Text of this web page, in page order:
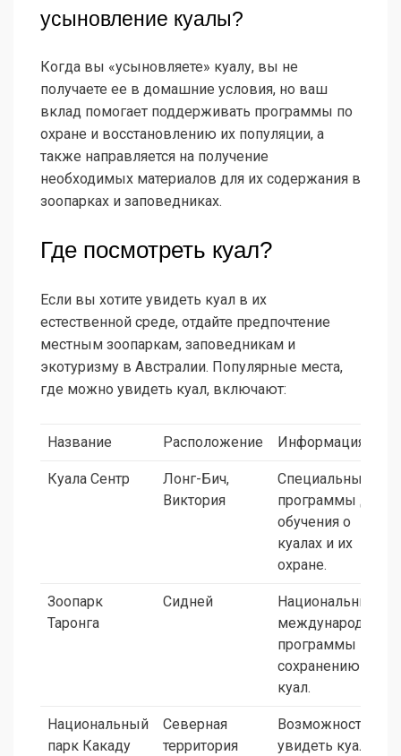
усыновление куалы?
Когда вы «усыновляете» куалу, вы не
получаете ее в домашние условия, но ваш
вклад помогает поддерживать программы по
охране и восстановлению их популяции, а
также направляется на получение
необходимых материалов для их содержания в
зоопарках и заповедниках.
Где посмотреть куал?
Если вы хотите увидеть куал в их
естественной среде, отдайте предпочтение
местным зоопаркам, заповедникам и
экотуризму в Австралии. Популярные места,
где можно увидеть куал, включают:
Название Расположение Информация
Куала Сентр
Лонг-Бич,
Виктория
Специальные
программы для
обучения о
куалах и их
охране.
Зоопарк
Таронга
Сидней
Национальные и
международные
программы по
сохранению
куал.
Национальный
парк Какаду
Северная
территория
Возможность
увидеть куал в